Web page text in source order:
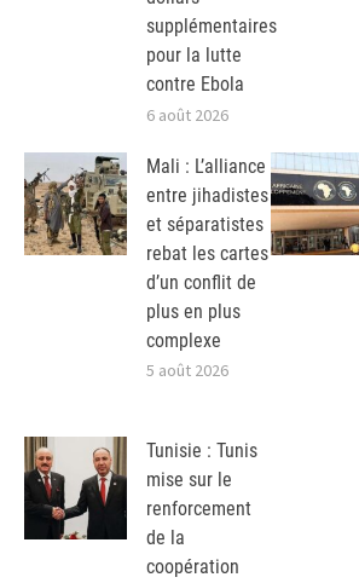
supplémentaires
pour la lutte
contre Ebola
6 août 2026
Mali : L’alliance
entre jihadistes
et séparatistes
rebat les cartes
d’un conflit de
plus en plus
complexe
5 août 2026
Tunisie : Tunis
mise sur le
renforcement
de la
coopération